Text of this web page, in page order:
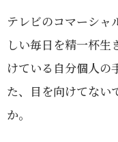
テレビのコマーシャ
しい毎日を精一杯生
けている自分個人の
た、目を向けてない
か。